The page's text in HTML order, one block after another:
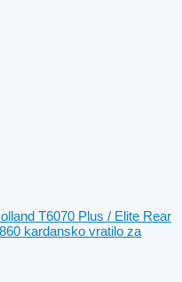
T6070 Plus / Elite Rear
kardansko vratilo za